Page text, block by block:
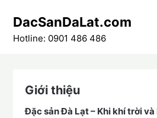
content
DacSanDaLat.com
Hotline: 0901 486 486
Giới thiệu
Đặc sản Đà Lạt – Khi khí trời